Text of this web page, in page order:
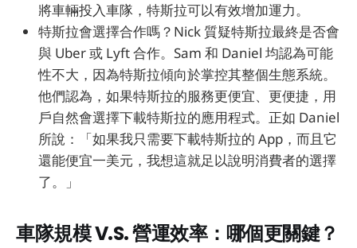
將車輛投入車隊，特斯拉可以有效增加運力。
特斯拉會選擇合作嗎？Nick 質疑特斯拉最終是否會
與 Uber 或 Lyft 合作。Sam 和 Daniel 均認為可能
性不大，因為特斯拉傾向於掌控其整個生態系統。
他們認為，如果特斯拉的服務更便宜、更便捷，用
戶自然會選擇下載特斯拉的應用程式。正如 Daniel
所說：「如果我只需要下載特斯拉的 App，而且它
還能便宜一美元，我想這就足以說明消費者的選擇
了。」
車隊規模 V.S. 營運效率：哪個更關鍵？